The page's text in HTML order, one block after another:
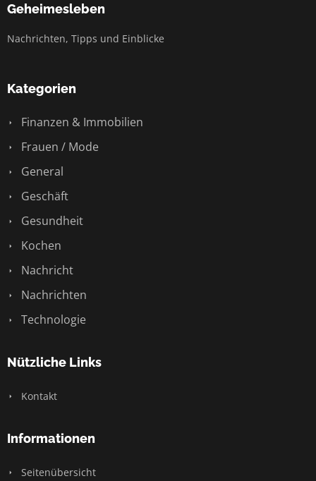
Geheimesleben
Nachrichten, Tipps und Einblicke
Kategorien
Finanzen & Immobilien
Frauen / Mode
General
Geschäft
Gesundheit
Kochen
Nachricht
Nachrichten
Technologie
Nützliche Links
Kontakt
Informationen
Seitenübersicht